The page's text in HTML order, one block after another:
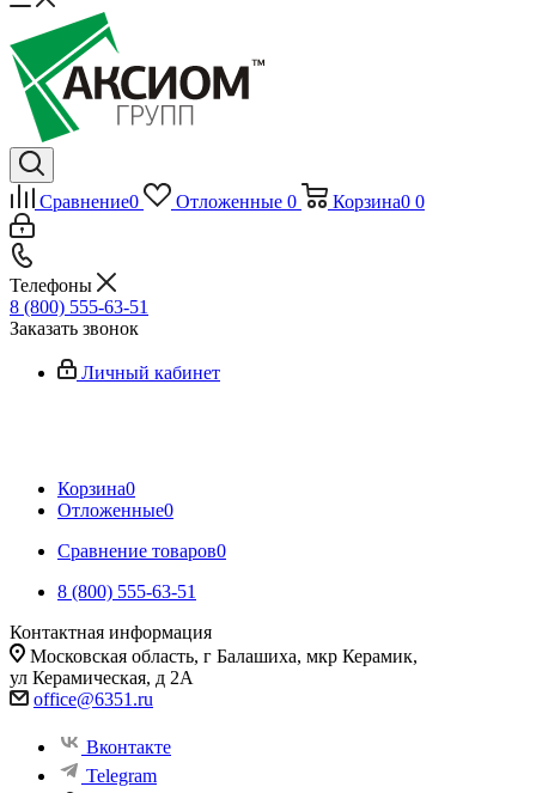
Сравнение0 Отложенные 0 Корзина0 0
Телефоны
8 (800) 555-63-51
Заказать звонок
Личный кабинет
Корзина0
Отложенные0
Сравнение товаров0
8 (800) 555-63-51
Контактная информация
Московская область, г Балашиха, мкр Керамик,
ул Керамическая, д 2А
office@6351.ru
Вконтакте
Telegram